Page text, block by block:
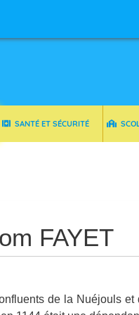
SANTÉ ET SÉCURITÉ
FAYET
de la Nuéjouls